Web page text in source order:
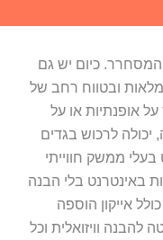
המסחרר. כיום יש גם
ובטווח רחב של
אופנתיות או על
לרכוש בגדים
בעלי ממשק חווייתי
באינטרנט בלי הבנה
אייקון הוספה
וויזואלית וכל